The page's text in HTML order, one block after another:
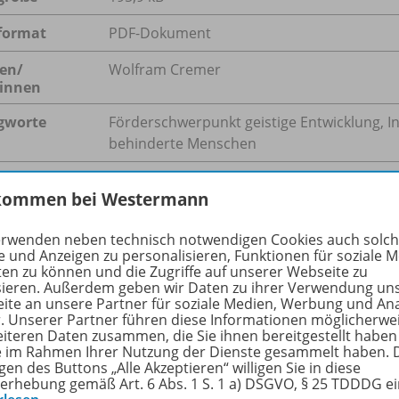
PDF-Dokument
Wolfram Cremer
Förderschwerpunkt geistige Entwicklung,
behinderte Menschen
des Übergangs Schule-Beruf (ÜSB) zeichnen sich bei
Spektrum-Störungen in einer Produktionsgruppe
im Praktikum ab. Besonders mit den zu langen,
Leerlauf in der Produktion kann er nicht umgehen.
alberne Verhaltensweisen. Dahingehende
bei Westermann
neben technisch notwendigen Cookies auch
und Anzeigen zu personalisieren, Funktionen für soziale
zu können und die Zugriffe auf unserer Webseite zu
Außerdem geben wir Daten zu ihrer Verwendung
an unsere Partner für soziale Medien, Werbung und
Unserer Partner führen diese Informationen
Daten zusammen, die Sie ihnen bereitgestellt
im Rahmen Ihrer Nutzung der Dienste gesammelt haben.
des Buttons „Alle Akzeptieren“ willigen Sie in diese
gemäß Art. 6 Abs. 1 S. 1 a) DSGVO, § 25 TDDDG